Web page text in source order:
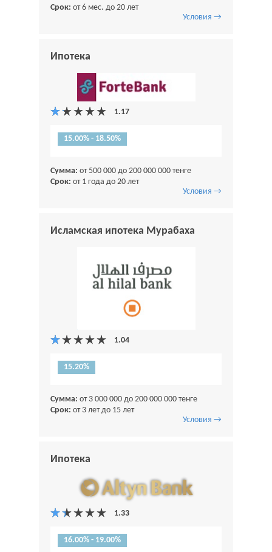
Срок: от 6 мес. до 20 лет
Условия →
Ипотека
15.00% - 18.50%
Сумма: от 500 000 до 200 000 000 тенге
Срок: от 1 года до 20 лет
Условия →
Исламская ипотека Мурабаха
15.20%
Сумма: от 3 000 000 до 200 000 000 тенге
Срок: от 3 лет до 15 лет
Условия →
Ипотека
16.00% - 19.00%